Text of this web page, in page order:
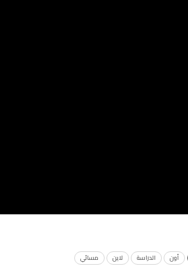
أون الدراسة لاين مسائي